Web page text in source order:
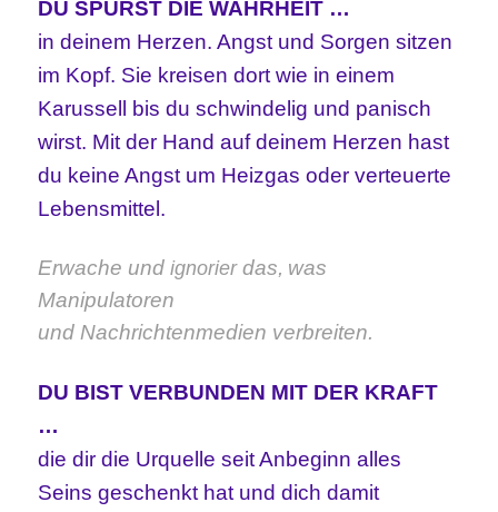
DU SPÜRST DIE WAHRHEIT …
in deinem Herzen. Angst und Sorgen sitzen
im Kopf. Sie kreisen dort wie in einem
Karussell bis du schwindelig und panisch
wirst. Mit der Hand auf deinem Herzen hast
du keine Angst um Heizgas oder verteuerte
Lebensmittel.
Erwache undignorierdas, was
Manipulatoren
und Nachrichtenmedien verbreiten.
DU BIST VERBUNDEN MIT DER KRAFT
…
die dir die Urquelle seit Anbeginn alles
Seins geschenkt hat und dich damit